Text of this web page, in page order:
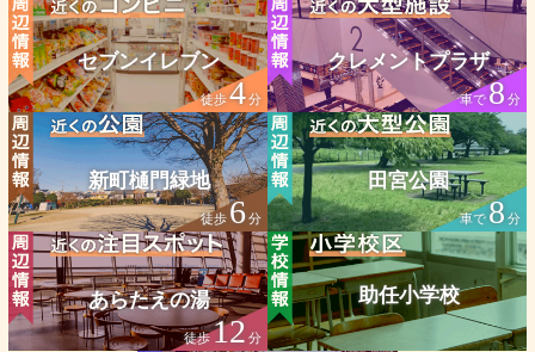
セブンイレブン
徒歩4分
クレメントプラザ
車で8分
新町樋門緑地
徒歩6分
田宮公園
車で8 分
あらたえの湯
徒歩12 分
助任小学校